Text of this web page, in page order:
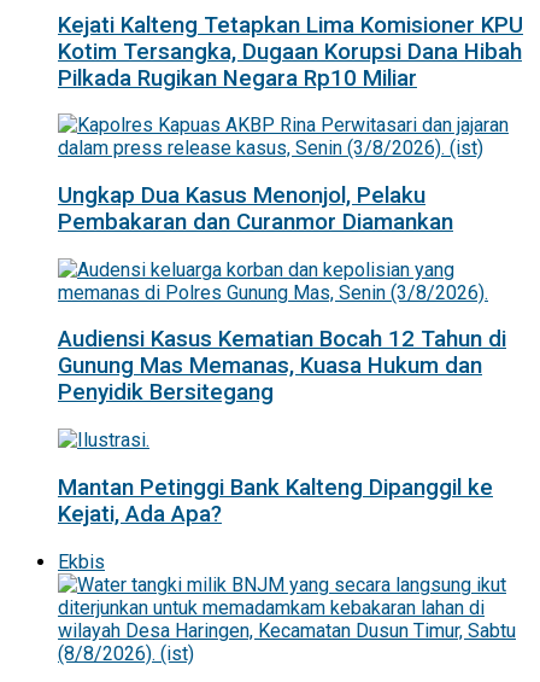
Kejati Kalteng Tetapkan Lima Komisioner KPU
Kotim Tersangka, Dugaan Korupsi Dana Hibah
Pilkada Rugikan Negara Rp10 Miliar
Ungkap Dua Kasus Menonjol, Pelaku
Pembakaran dan Curanmor Diamankan
Audiensi Kasus Kematian Bocah 12 Tahun di
Gunung Mas Memanas, Kuasa Hukum dan
Penyidik Bersitegang
Mantan Petinggi Bank Kalteng Dipanggil ke
Kejati, Ada Apa?
Ekbis